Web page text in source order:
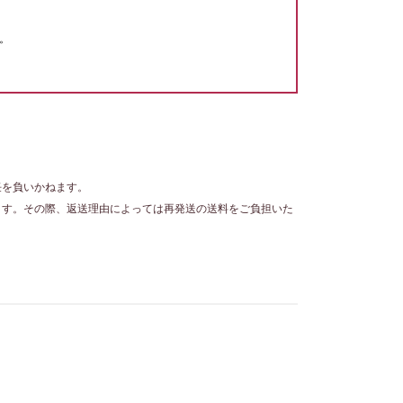
負いかねます。
。その際、返送理由によっては再発送の送料をご負担いた